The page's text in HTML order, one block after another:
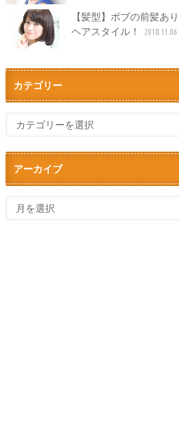
【髪型】ボブの前髪あ
ヘアスタイル！
2018.11.06
カテゴリー
アーカイブ